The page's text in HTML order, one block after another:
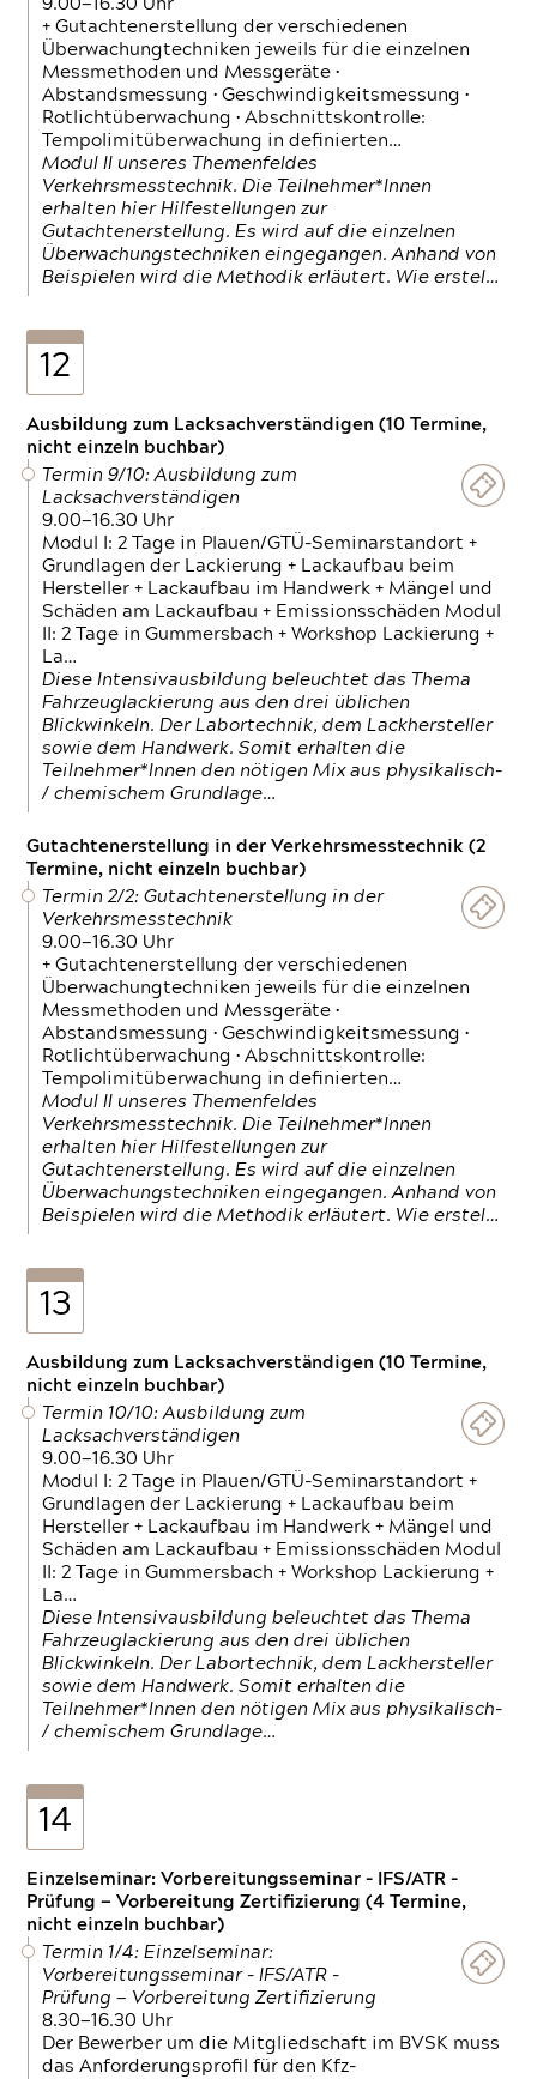
9.00—16.30 Uhr
+ Gutachtenerstellung der verschiedenen
Überwachungtechniken jeweils für die einzelnen
Messmethoden und Messgeräte •
Abstandsmessung • Geschwindigkeitsmessung •
Rotlichtüberwachung • Abschnittskontrolle:
Tempolimitüberwachung in definierten…
Modul II unseres Themenfeldes
Verkehrsmesstechnik. Die Teilnehmer*Innen
erhalten hier Hilfestellungen zur
Gutachtenerstellung. Es wird auf die einzelnen
Überwachungstechniken eingegangen. Anhand von
Beispielen wird die Methodik erläutert. Wie erstel…
12
Ausbildung zum Lacksachverständigen (10 Termine,
nicht einzeln buchbar)
Termin 9/10: Ausbildung zum
Lacksachverständigen
9.00—16.30 Uhr
Modul I: 2 Tage in Plauen/GTÜ-Seminarstandort +
Grundlagen der Lackierung + Lackaufbau beim
Hersteller + Lackaufbau im Handwerk + Mängel und
Schäden am Lackaufbau + Emissionsschäden Modul
II: 2 Tage in Gummersbach + Workshop Lackierung +
La…
Diese Intensivausbildung beleuchtet das Thema
Fahrzeuglackierung aus den drei üblichen
Blickwinkeln. Der Labortechnik, dem Lackhersteller
sowie dem Handwerk. Somit erhalten die
Teilnehmer*Innen den nötigen Mix aus physikalisch-
/ chemischem Grundlage…
Gutachtenerstellung in der Verkehrsmesstechnik (2
Termine, nicht einzeln buchbar)
Termin 2/2: Gutachtenerstellung in der
Verkehrsmesstechnik
9.00—16.30 Uhr
+ Gutachtenerstellung der verschiedenen
Überwachungtechniken jeweils für die einzelnen
Messmethoden und Messgeräte •
Abstandsmessung • Geschwindigkeitsmessung •
Rotlichtüberwachung • Abschnittskontrolle:
Tempolimitüberwachung in definierten…
Modul II unseres Themenfeldes
Verkehrsmesstechnik. Die Teilnehmer*Innen
erhalten hier Hilfestellungen zur
Gutachtenerstellung. Es wird auf die einzelnen
Überwachungstechniken eingegangen. Anhand von
Beispielen wird die Methodik erläutert. Wie erstel…
13
Ausbildung zum Lacksachverständigen (10 Termine,
nicht einzeln buchbar)
Termin 10/10: Ausbildung zum
Lacksachverständigen
9.00—16.30 Uhr
Modul I: 2 Tage in Plauen/GTÜ-Seminarstandort +
Grundlagen der Lackierung + Lackaufbau beim
Hersteller + Lackaufbau im Handwerk + Mängel und
Schäden am Lackaufbau + Emissionsschäden Modul
II: 2 Tage in Gummersbach + Workshop Lackierung +
La…
Diese Intensivausbildung beleuchtet das Thema
Fahrzeuglackierung aus den drei üblichen
Blickwinkeln. Der Labortechnik, dem Lackhersteller
sowie dem Handwerk. Somit erhalten die
Teilnehmer*Innen den nötigen Mix aus physikalisch-
/ chemischem Grundlage…
14
Einzelseminar: Vorbereitungsseminar - IFS/ATR -
Prüfung — Vorbereitung Zertifizierung (4 Termine,
nicht einzeln buchbar)
Termin 1/4: Einzelseminar:
Vorbereitungsseminar - IFS/ATR -
Prüfung — Vorbereitung Zertifizierung
8.30—16.30 Uhr
Der Bewerber um die Mitgliedschaft im BVSK muss
das Anforderungsprofil für den Kfz-